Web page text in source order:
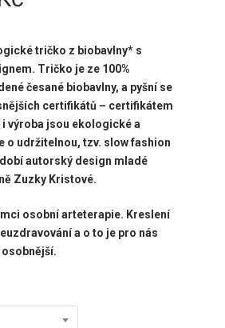
tričko z biobavlny* s
Tričko je ze 100%
česané biobavlny, a pyšní se
certifikátů – certifikátem
i výroba jsou ekologické a
o udržitelnou, tzv. slow fashion
autorský design mladé
Zuzky Kristové.
osobní arteterapie. Kreslení
a o to je pro nás